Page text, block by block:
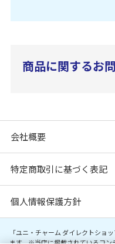
商品に関するお
会社概要
特定商取引に基づく表記
個人情報保護方針
「ユニ・チャーム ダイレクトショ